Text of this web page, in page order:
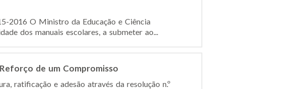
2016 O Ministro da Educação e Ciência
dos manuais escolares, a submeter ao...
de um Compromisso
ratificação e adesão através da resolução n.º